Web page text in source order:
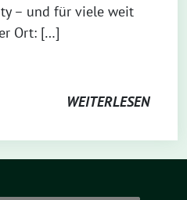
– und für viele weit
Ort: […]
WEITERLESEN